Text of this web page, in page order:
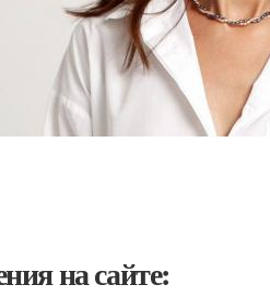
на сайте: